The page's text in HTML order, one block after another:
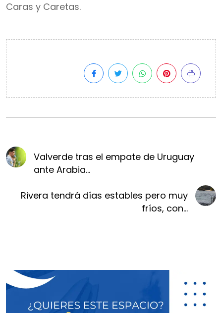
Caras y Caretas.
Valverde tras el empate de Uruguay
ante Arabia...
Rivera tendrá días estables pero muy
fríos, con...